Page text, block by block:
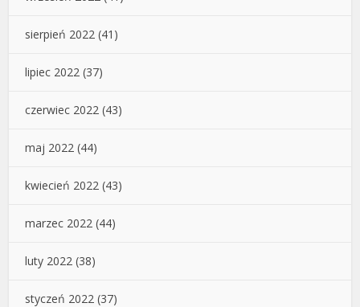
sierpień 2022 (41)
lipiec 2022 (37)
czerwiec 2022 (43)
maj 2022 (44)
kwiecień 2022 (43)
marzec 2022 (44)
luty 2022 (38)
styczeń 2022 (37)